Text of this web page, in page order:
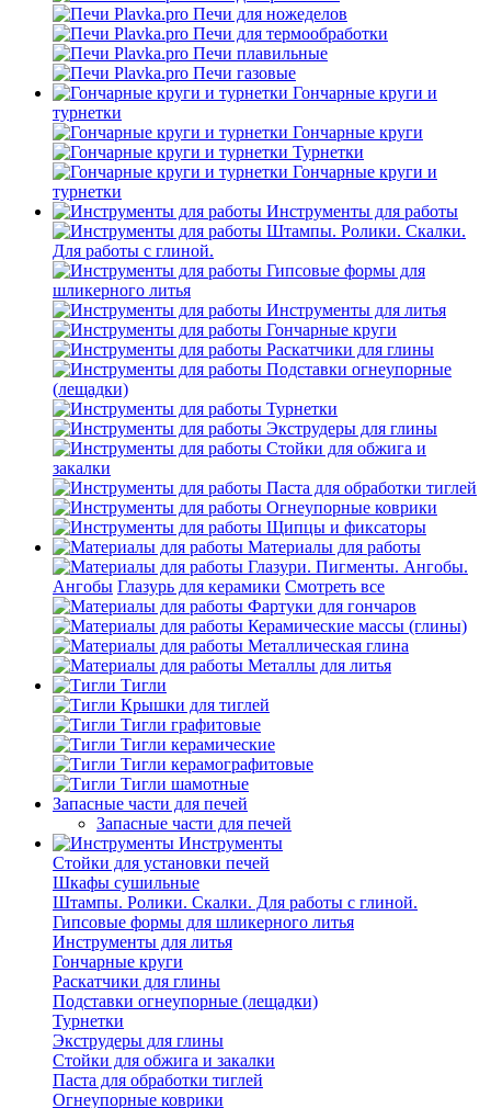
Печи для ножеделов
Печи для термообработки
Печи плавильные
Печи газовые
Гончарные круги и
турнетки
Гончарные круги
Турнетки
Гончарные круги и
турнетки
Инструменты для работы
Штампы. Ролики. Скалки.
Для работы с глиной.
Гипсовые формы для
шликерного литья
Инструменты для литья
Гончарные круги
Раскатчики для глины
Подставки огнеупорные
(лещадки)
Турнетки
Экструдеры для глины
Стойки для обжига и
закалки
Паста для обработки тиглей
Огнеупорные коврики
Щипцы и фиксаторы
Материалы для работы
Глазури. Пигменты. Ангобы.
Ангобы Глазурь для керамики Смотреть все
Фартуки для гончаров
Керамические массы (глины)
Металлическая глина
Металлы для литья
Тигли
Крышки для тиглей
Тигли графитовые
Тигли керамические
Тигли керамографитовые
Тигли шамотные
Запасные части для печей
Запасные части для печей
Инструменты
Стойки для установки печей
Шкафы сушильные
Штампы. Ролики. Скалки. Для работы с глиной.
Гипсовые формы для шликерного литья
Инструменты для литья
Гончарные круги
Раскатчики для глины
Подставки огнеупорные (лещадки)
Турнетки
Экструдеры для глины
Стойки для обжига и закалки
Паста для обработки тиглей
Огнеупорные коврики